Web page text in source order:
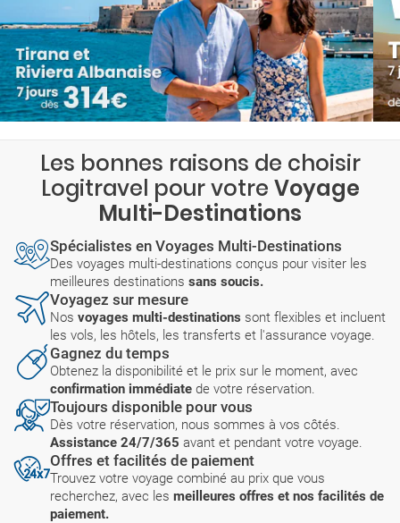
Les bonnes raisons de choisir
Logitravel pour votre Voyage
Multi-Destinations
Spécialistes en Voyages Multi-Destinations
Des voyages multi-destinations conçus pour visiter les
meilleures destinations sans soucis.
Voyagez sur mesure
Nos voyages multi-destinations sont flexibles et incluent
les vols, les hôtels, les transferts et l'assurance voyage.
Gagnez du temps
Obtenez la disponibilité et le prix sur le moment, avec
confirmation immédiate de votre réservation.
Toujours disponible pour vous
Dès votre réservation, nous sommes à vos côtés.
Assistance 24/7/365 avant et pendant votre voyage.
Offres et facilités de paiement
Trouvez votre voyage combiné au prix que vous
recherchez, avec les meilleures offres et nos facilités de
paiement.